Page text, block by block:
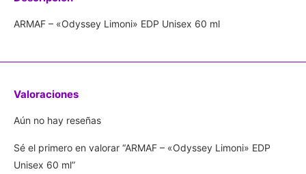
ARMAF – «Odyssey Limoni» EDP Unisex 60 ml
Valoraciones
Aún no hay reseñas
Sé el primero en valorar “ARMAF – «Odyssey Limoni» EDP
Unisex 60 ml”